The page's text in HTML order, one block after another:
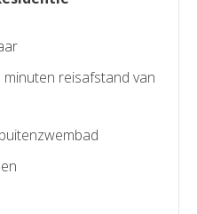
reisafstand van